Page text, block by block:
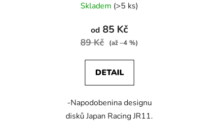
Skladem (>5 ks)
od 85 Kč
89 Kč (až –4 %)
DETAIL
-Napodobenina designu
disků Japan Racing JR11.